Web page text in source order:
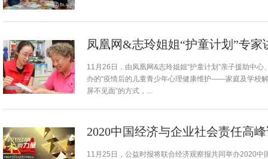
凤凰网&志玲姐姐“护童计划”专家
11月26日，由凤凰网&志玲姐姐“护童计划”亲子援助中
办的“疫情后的儿童青少年心理健康维护——家庭及学校
屏不见面”的方式，...
2020中国经济与企业社会责任高
11月25日，公益时报将联合经济观察报共同举办2020中